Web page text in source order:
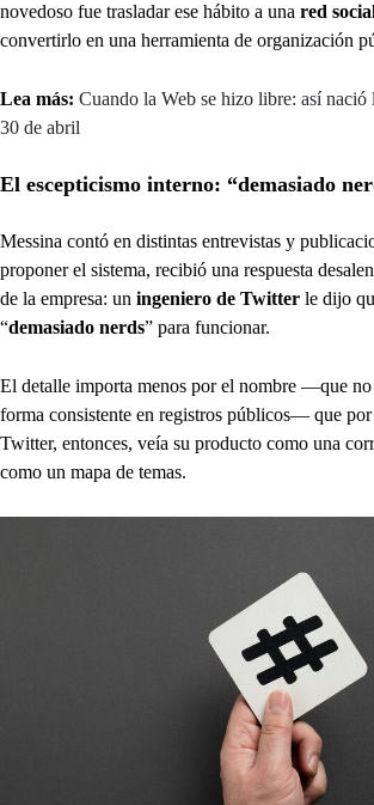
novedoso fue trasladar ese hábito a una red
convertirlo en una herramienta de organización
Lea más: Cuando la Web se hizo libre: así nació
30 de abril
El escepticismo interno: “demasiado
Messina contó en distintas entrevistas y
proponer el sistema, recibió una respuesta
de la empresa: un ingeniero de Twitter le dijo
“demasiado nerds” para funcionar.
El detalle importa menos por el nombre —que no
forma consistente en registros públicos— que
Twitter, entonces, veía su producto como una
como un mapa de temas.